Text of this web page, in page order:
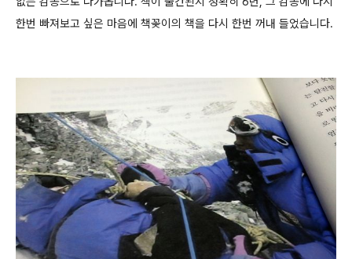
한번 빠져보고 싶은 마음에 책꽂이의 책을 다시 한번 꺼내 들었습니다.